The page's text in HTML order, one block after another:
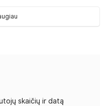
skaičių ir datą